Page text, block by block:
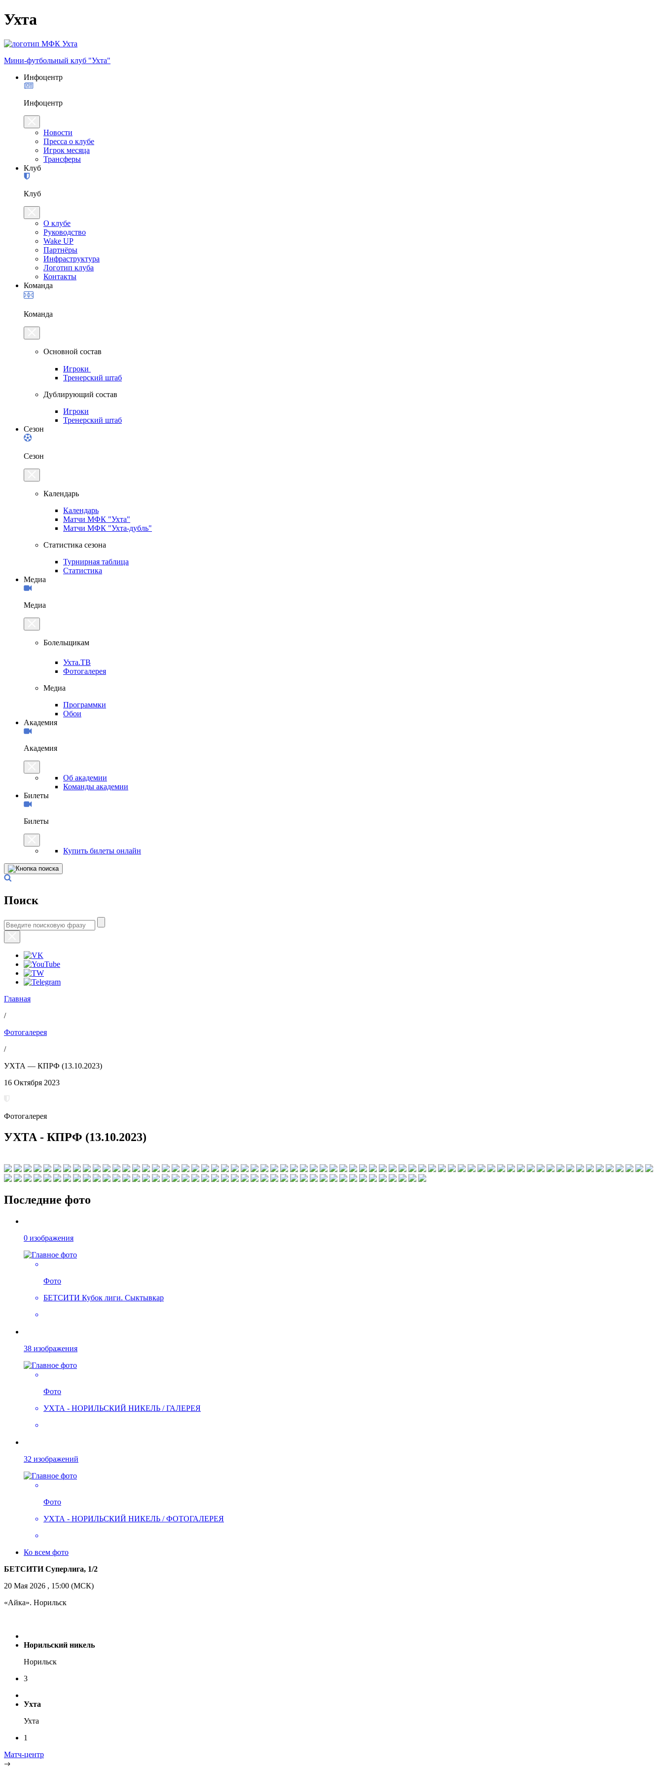
Ухта
Мини-футбольный клуб "Ухта"
Инфоцентр
Инфоцентр
Новости
Пресса о клубе
Игрок месяца
Трансферы
Клуб
Клуб
О клубе
Руководство
Wake UP
Партнёры
Инфраструктура
Логотип клуба
Контакты
Команда
Команда
Основной состав
Игроки
Тренерский штаб
Дублирующий состав
Игроки
Тренерский штаб
Сезон
Сезон
Календарь
Календарь
Матчи МФК "Ухта"
Матчи МФК "Ухта-дубль"
Статистика сезона
Турнирная таблица
Статистика
Медиа
Медиа
Болельщикам
Ухта.ТВ
Фотогалерея
Медиа
Программки
Обои
Академия
Академия
Об академии
Команды академии
Билеты
Билеты
Купить билеты онлайн
Поиск
Главная
/
Фотогалерея
/
УХТА — КПРФ (13.10.2023)
16 Октября 2023
Фотогалерея
УХТА - КПРФ (13.10.2023)
Последние фото
0 изображения
Фото
БЕТСИТИ Кубок лиги. Сыктывкар
38 изображения
Фото
УХТА - НОРИЛЬСКИЙ НИКЕЛЬ / ГАЛЕРЕЯ
32 изображений
Фото
УХТА - НОРИЛЬСКИЙ НИКЕЛЬ / ФОТОГАЛЕРЕЯ
Ко всем фото
БЕТСИТИ Суперлига, 1/2
20 Мая 2026 , 15:00 (МСК)
«Айка». Норильск
Норильский никель
Норильск
3
Ухта
Ухта
1
Матч-центр